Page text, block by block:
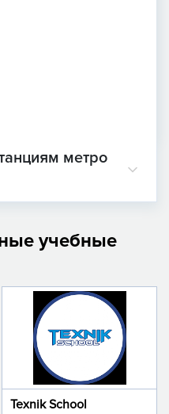
метро
учебные
Texnik School